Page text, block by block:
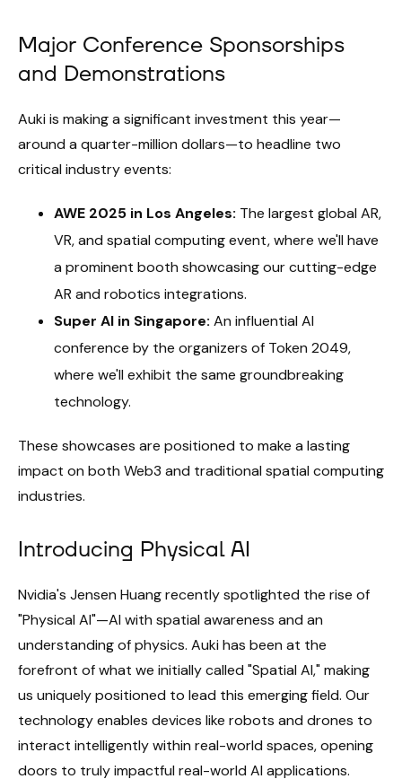
Major Conference Sponsorships
and Demonstrations
Auki is making a significant investment this year—
around a quarter-million dollars—to headline two
critical industry events:
AWE 2025 in Los Angeles: The largest global AR,
VR, and spatial computing event, where we'll have
a prominent booth showcasing our cutting-edge
AR and robotics integrations.
Super AI in Singapore: An influential AI
conference by the organizers of Token 2049,
where we'll exhibit the same groundbreaking
technology.
These showcases are positioned to make a lasting
impact on both Web3 and traditional spatial computing
industries.
Introducing Physical AI
Nvidia's Jensen Huang recently spotlighted the rise of
"Physical AI"—AI with spatial awareness and an
understanding of physics. Auki has been at the
forefront of what we initially called "Spatial AI," making
us uniquely positioned to lead this emerging field. Our
technology enables devices like robots and drones to
interact intelligently within real-world spaces, opening
doors to truly impactful real-world AI applications.